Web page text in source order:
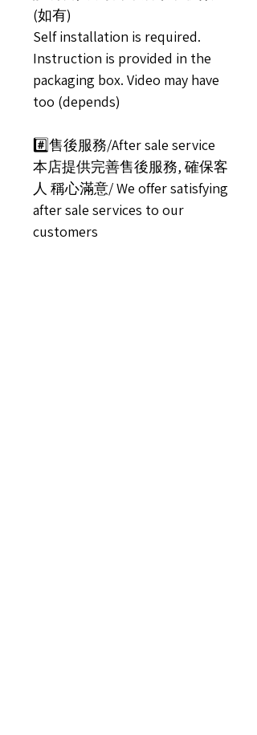
(如有)
Self installation is required.
Instruction is provided in the
packaging box. Video may have
too (depends)
#️⃣售後服務/After sale service
本店提供完善售後服務, 確保客
人 稱心滿意/ We offer satisfying
after sale services to our
customers